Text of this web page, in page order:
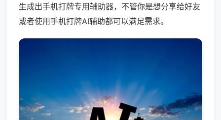
生成出手机打牌专用辅助器，不管你是想分享给好友
或者使用手机打牌AI辅助都可以满足需求。